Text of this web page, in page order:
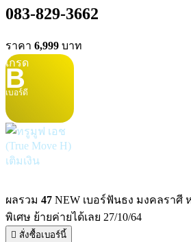
083-829-3662
ราคา 6,999 บาท
เกรด
B
เบอร์ดี
เติมเงิน
ผลรวม 47 NEW เบอร์ฟันธง มงคลรา
พิเศษ ย้ายค่ายได้เลย 27/10/64
สั่งซื้อเบอร์นี้